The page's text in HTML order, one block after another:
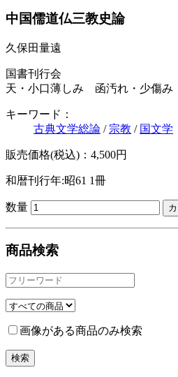
中国儒道仏三教史論
久保田量遠
国書刊行会
天・小口薄しみ 函汚れ・少傷み
キーワード：
古典文学総論 / 宗教 / 国文学
販売価格(税込)：4,500円
和暦刊行年:昭61 1冊
数量
商品検索
画像がある商品のみ検索